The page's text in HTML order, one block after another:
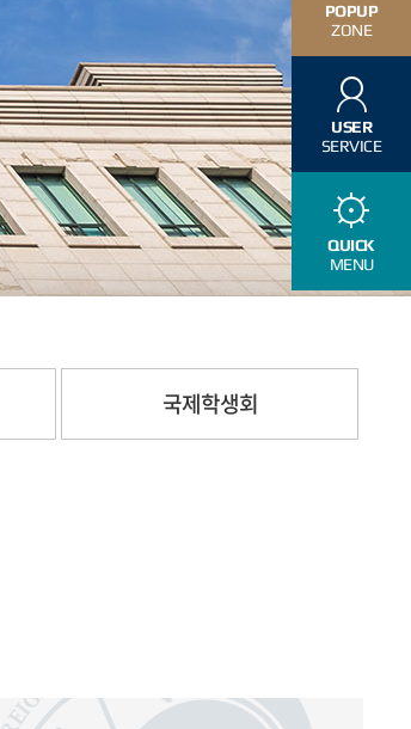
POPUP
ZONE
USER
SERVICE
QUICK
MENU
국제학생회